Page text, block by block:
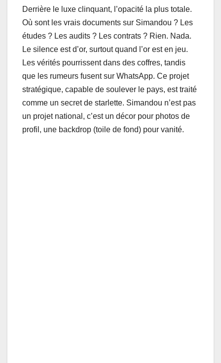
Derrière le luxe clinquant, l’opacité la plus totale.
Où sont les vrais documents sur Simandou ? Les
études ? Les audits ? Les contrats ? Rien. Nada.
Le silence est d’or, surtout quand l’or est en jeu.
Les vérités pourrissent dans des coffres, tandis
que les rumeurs fusent sur WhatsApp. Ce projet
stratégique, capable de soulever le pays, est traité
comme un secret de starlette. Simandou n’est pas
un projet national, c’est un décor pour photos de
profil, une backdrop (toile de fond) pour vanité.